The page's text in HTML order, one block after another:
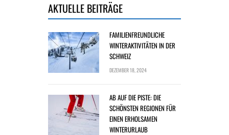
AKTUELLE BEITRÄGE
FAMILIENFREUNDLICHE
WINTERAKTIVITÄTEN IN DER
SCHWEIZ
DEZEMBER 18, 2024
AB AUF DIE PISTE: DIE
SCHÖNSTEN REGIONEN FÜR
EINEN ERHOLSAMEN
WINTERURLAUB